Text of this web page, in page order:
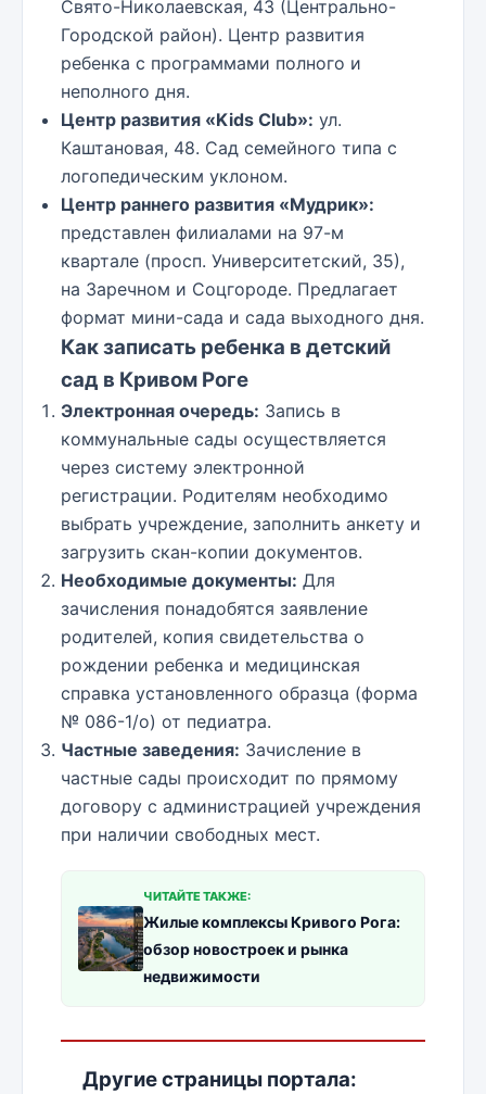
Свято-Николаевская, 43 (Центрально-
Городской район). Центр развития
ребенка с программами полного и
неполного дня.
Центр развития «Kids Club»: ул.
Каштановая, 48. Сад семейного типа с
логопедическим уклоном.
Центр раннего развития «Мудрик»:
представлен филиалами на 97-м
квартале (просп. Университетский, 35),
на Заречном и Соцгороде. Предлагает
формат мини-сада и сада выходного дня.
Как записать ребенка в детский
сад в Кривом Роге
Электронная очередь: Запись в
коммунальные сады осуществляется
через систему электронной
регистрации. Родителям необходимо
выбрать учреждение, заполнить анкету и
загрузить скан-копии документов.
Необходимые документы: Для
зачисления понадобятся заявление
родителей, копия свидетельства о
рождении ребенка и медицинская
справка установленного образца (форма
№ 086-1/о) от педиатра.
Частные заведения: Зачисление в
частные сады происходит по прямому
договору с администрацией учреждения
при наличии свободных мест.
ЧИТАЙТЕ ТАКЖЕ:
Жилые комплексы Кривого Рога:
обзор новостроек и рынка
недвижимости
Другие страницы портала: